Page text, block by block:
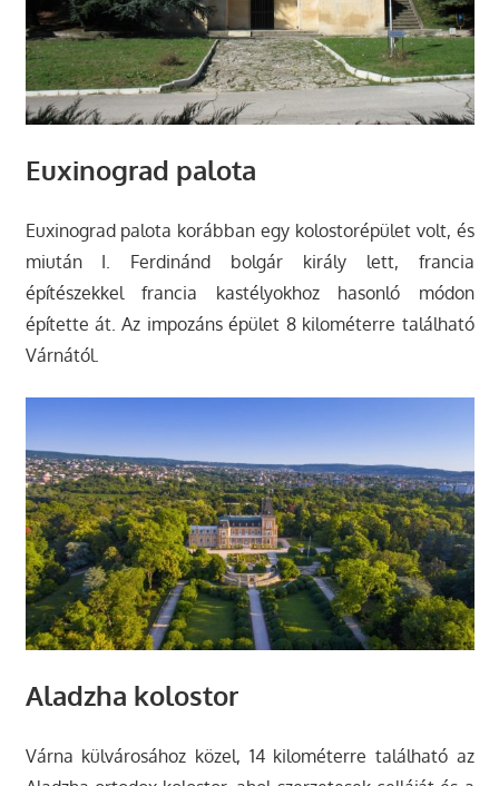
Euxinograd palota
Euxinograd palota korábban egy kolostorépület volt, és
miután I. Ferdinánd bolgár király lett, francia
építészekkel francia kastélyokhoz hasonló módon
építette át. Az impozáns épület 8 kilométerre található
Várnától.
Aladzha kolostor
Várna külvárosához közel, 14 kilométerre található az